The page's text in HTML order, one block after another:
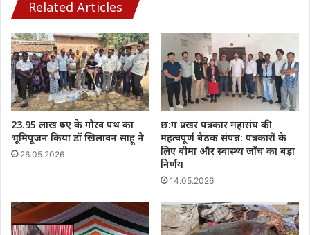
दो
की
गिरफ्तारी
Related Articles
23.95 लाख रुपए के गौरव पथ का
भूमिपूजन किया डॉ खिलावन साहू ने
26.05.2026
छ:ग प्रखर पत्रकार महासंघ की
महत्वपूर्ण बैठक संपन्न: पत्रकारों के
लिए बीमा और स्वास्थ्य जाँच का बड़ा
निर्णय
14.05.2026